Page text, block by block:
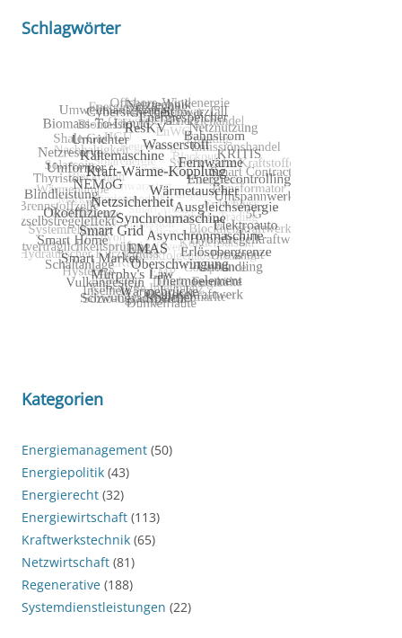
Schlagwörter
Kategorien
Energiemanagement (50)
Energiepolitik (43)
Energierecht (32)
Energiewirtschaft (113)
Kraftwerkstechnik (65)
Netzwirtschaft (81)
Regenerative (188)
Systemdienstleistungen (22)